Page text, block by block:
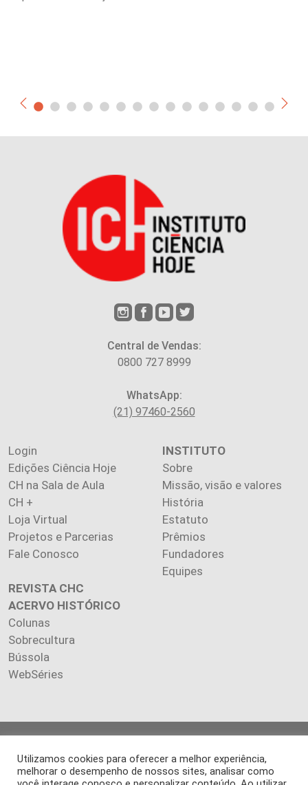
Central de Vendas:
0800 727 8999
WhatsApp:
(21) 97460-2560
Login
Edições Ciência Hoje
CH na Sala de Aula
CH +
Loja Virtual
Projetos e Parcerias
Fale Conosco
INSTITUTO
Sobre
Missão, visão e valores
História
Estatuto
Prêmios
Fundadores
Equipes
REVISTA CHC
ACERVO HISTÓRICO
Colunas
Sobrecultura
Bússola
WebSéries
reservados.
Os artigos publicados na revista refletem exclusivamente a
Utilizamos cookies para oferecer a melhor experiência,
melhorar o desempenho de nossos sites, analisar como